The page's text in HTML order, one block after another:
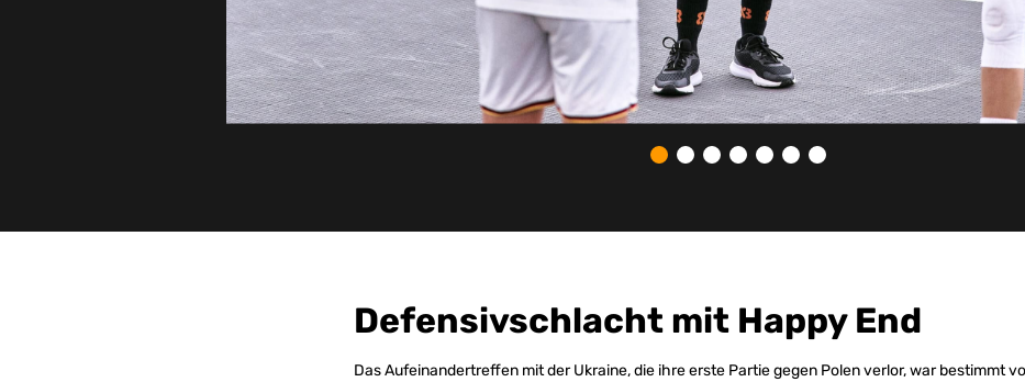
Defensivschlacht mit Happy End
Das Aufeinandertreffen mit der Ukraine, die ihre erste Partie gegen Polen verlor, war bestimmt